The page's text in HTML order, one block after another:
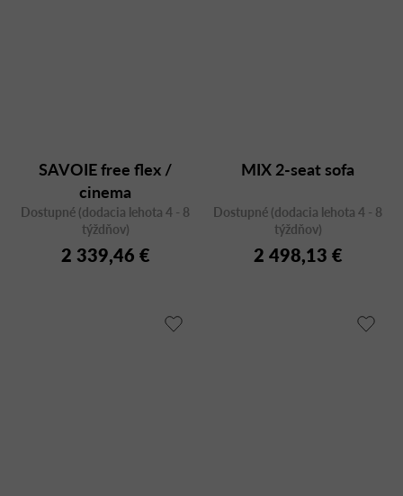
SAVOIE free flex /
cinema
Dostupné (dodacia lehota 4 - 8
týždňov)
2 339,46 €
MIX 2-seat sofa
Dostupné (dodacia lehota 4 - 8
týždňov)
2 498,13 €